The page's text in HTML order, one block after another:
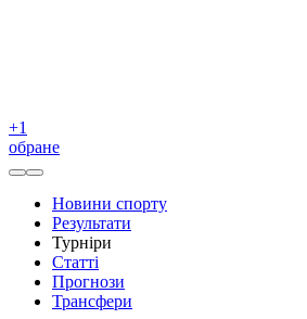
+1
обране
Новини спорту
Результати
Турніри
Статті
Прогнози
Трансфери